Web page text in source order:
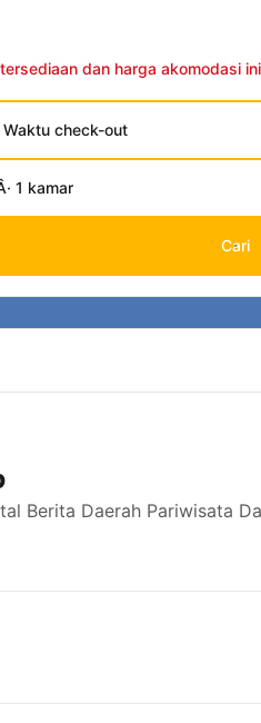
dan harga akomodasi ini
Waktu check-out
1 kamar
Cari
Berita Daerah Pariwisata